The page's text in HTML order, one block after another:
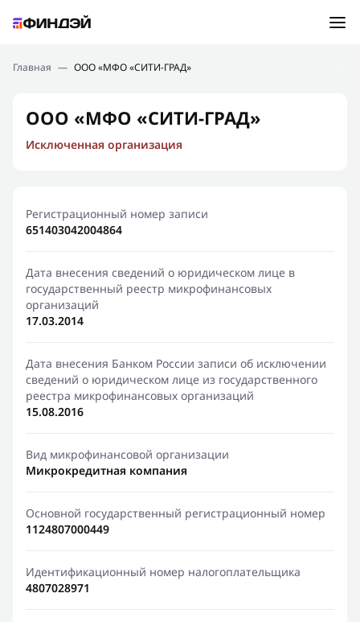
Подбор займа
Новости
Финансовое просвещение
Главная — ООО «МФО «СИТИ-ГРАД»
ООО «МФО «СИТИ-ГРАД»
Исключенная организация
Регистрационный номер записи
651403042004864
Дата внесения сведений о юридическом лице в
государственный реестр микрофинансовых
организаций
17.03.2014
Дата внесения Банком России записи об исключении
сведений о юридическом лице из государственного
реестра микрофинансовых организаций
15.08.2016
Вид микрофинансовой организации
Микрокредитная компания
Основной государственный регистрационный номер
1124807000449
Идентификационный номер налогоплательщика
4807028971
Ошибка:Контактная форма не найдена.
Спасибо, что написали нам
Мы свяжемся с Вами в ближайшее время и сообщим
результат
Отправить новый запрос